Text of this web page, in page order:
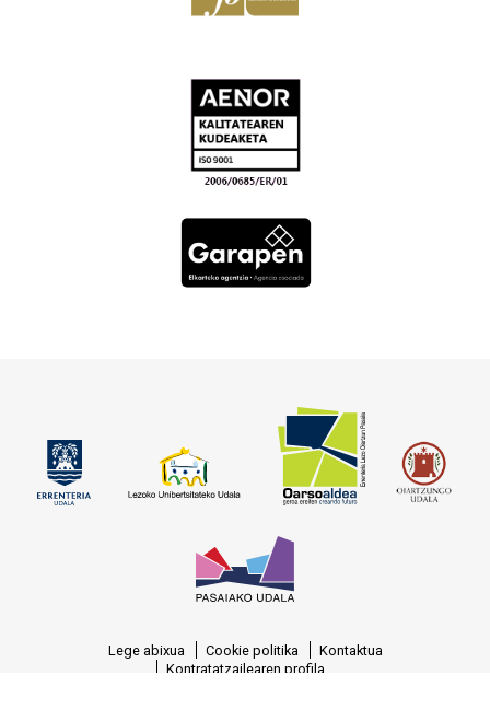
Lege abixua Cookie politika
Kontaktua
Kontratatzailearen profila